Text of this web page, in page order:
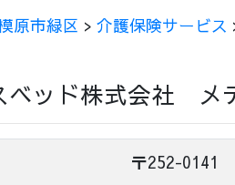
原市緑区 > 介護保険サービス
ベッド株式会社 メ
〒252-0141